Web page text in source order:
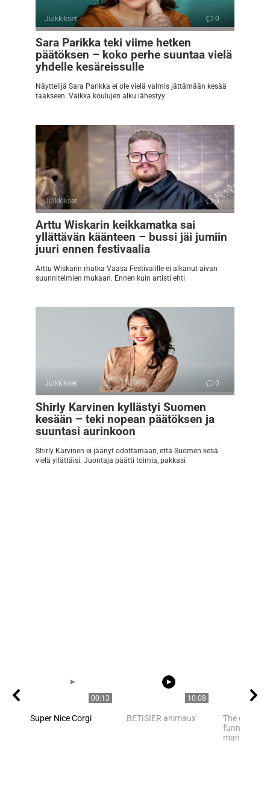
Julkkikset 0
Sara Parikka teki viime hetken
päätöksen – koko perhe suuntaa vielä
yhdelle kesäreissulle
Näyttelijä Sara Parikka ei ole vielä valmis jättämään kesää
taakseen. Vaikka koulujen alku lähestyy
Julkkikset 0
Arttu Wiskarin keikkamatka sai
yllättävän käänteen – bussi jäi jumiin
juuri ennen festivaalia
Arttu Wiskarin matka Vaasa Festivalille ei alkanut aivan
suunnitelmien mukaan. Ennen kuin artisti ehti
Julkkikset 0
Shirly Karvinen kyllästyi Suomen
kesään – teki nopean päätöksen ja
suuntasi aurinkoon
Shirly Karvinen ei jäänyt odottamaan, että Suomen kesä
vielä yllättäisi. Juontaja päätti toimia, pakkasi
00:13
Super Nice Corgi
10:08
BETISIER animaux
The owner
funny cat
many of us